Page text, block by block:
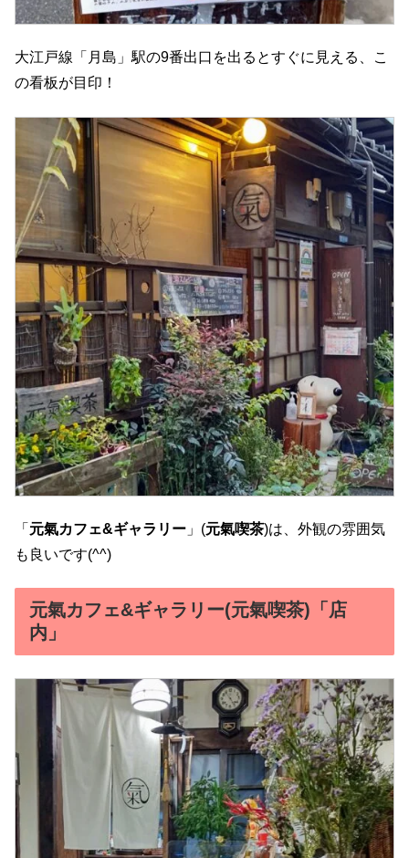
大江戸線「月島」駅の9番出口を出るとすぐに見える、こ
の看板が目印！
「 元氣カフェ&ギャラリー 」(元氣喫茶)は、外観の雰囲気
も良いです(^^)
元氣カフェ&ギャラリー(元氣喫茶)「店
内」